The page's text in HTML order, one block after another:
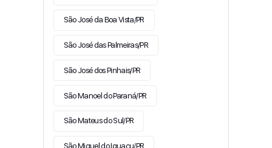
São José da Boa Vista/PR
São José das Palmeiras/PR
São José dos Pinhais/PR
São Manoel do Paraná/PR
São Mateus do Sul/PR
São Miguel do Iguaçu/PR